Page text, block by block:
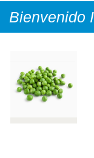
Bienvenido